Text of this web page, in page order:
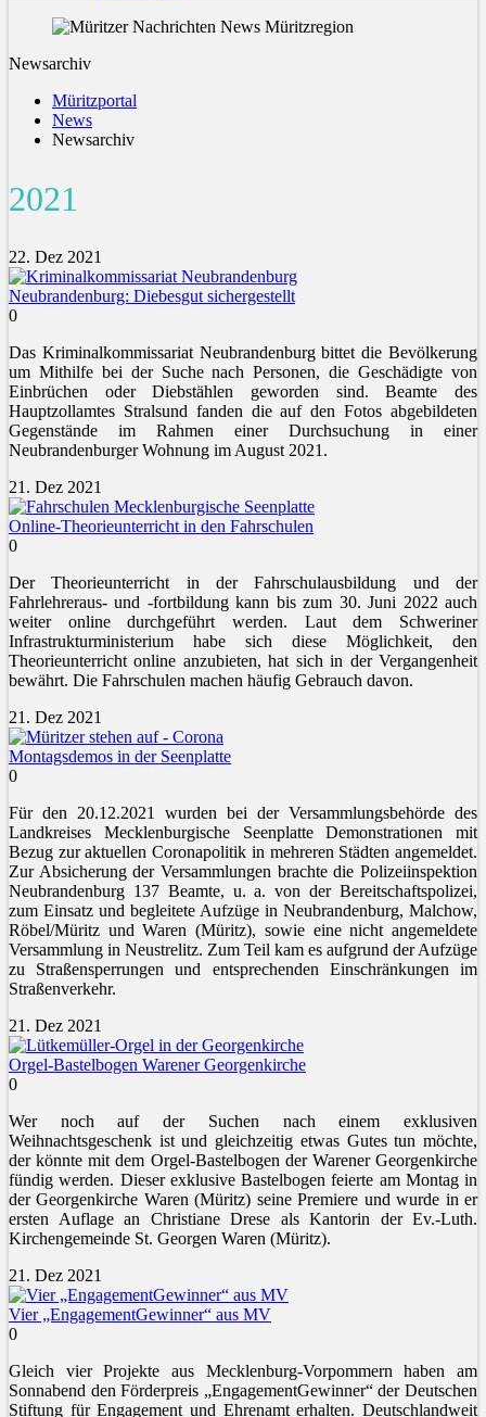
Newsarchiv
Müritzportal
News
Newsarchiv
2021
22. Dez 2021
Neubrandenburg: Diebesgut sichergestellt
0
Das Kriminalkommissariat Neubrandenburg bittet die Bevölkerung
um Mithilfe bei der Suche nach Personen, die Geschädigte von
Einbrüchen oder Diebstählen geworden sind. Beamte des
Hauptzollamtes Stralsund fanden die auf den Fotos abgebildeten
Gegenstände im Rahmen einer Durchsuchung in einer
Neubrandenburger Wohnung im August 2021.
21. Dez 2021
Online-Theorieunterricht in den Fahrschulen
0
Der Theorieunterricht in der Fahrschulausbildung und der
Fahrlehreraus- und -fortbildung kann bis zum 30. Juni 2022 auch
weiter online durchgeführt werden. Laut dem Schweriner
Infrastrukturministerium habe sich diese Möglichkeit, den
Theorieunterricht online anzubieten, hat sich in der Vergangenheit
bewährt. Die Fahrschulen machen häufig Gebrauch davon.
21. Dez 2021
Montagsdemos in der Seenplatte
0
Für den 20.12.2021 wurden bei der Versammlungsbehörde des
Landkreises Mecklenburgische Seenplatte Demonstrationen mit
Bezug zur aktuellen Coronapolitik in mehreren Städten angemeldet.
Zur Absicherung der Versammlungen brachte die Polizeiinspektion
Neubrandenburg 137 Beamte, u. a. von der Bereitschaftspolizei,
zum Einsatz und begleitete Aufzüge in Neubrandenburg, Malchow,
Röbel/Müritz und Waren (Müritz), sowie eine nicht angemeldete
Versammlung in Neustrelitz. Zum Teil kam es aufgrund der Aufzüge
zu Straßensperrungen und entsprechenden Einschränkungen im
Straßenverkehr.
21. Dez 2021
Orgel-Bastelbogen Warener Georgenkirche
0
Wer noch auf der Suchen nach einem exklusiven
Weihnachtsgeschenk ist und gleichzeitig etwas Gutes tun möchte,
der könnte mit dem Orgel-Bastelbogen der Warener Georgenkirche
fündig werden. Dieser exklusive Bastelbogen feierte am Montag in
der Georgenkirche Waren (Müritz) seine Premiere und wurde in er
ersten Auflage an Christiane Drese als Kantorin der Ev.-Luth.
Kirchengemeinde St. Georgen Waren (Müritz).
21. Dez 2021
Vier „EngagementGewinner“ aus MV
0
Gleich vier Projekte aus Mecklenburg-Vorpommern haben am
Sonnabend den Förderpreis „EngagementGewinner“ der Deutschen
Stiftung für Engagement und Ehrenamt erhalten. Deutschlandweit